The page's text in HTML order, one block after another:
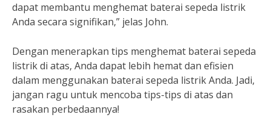
dapat membantu menghemat baterai sepeda listrik
Anda secara signifikan,” jelas John.
Dengan menerapkan tips menghemat baterai sepeda
listrik di atas, Anda dapat lebih hemat dan efisien
dalam menggunakan baterai sepeda listrik Anda. Jadi,
jangan ragu untuk mencoba tips-tips di atas dan
rasakan perbedaannya!